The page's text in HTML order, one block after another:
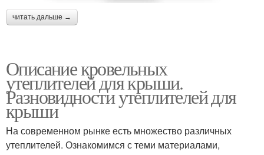
читать дальше →
Описание кровельных
утеплителей для крыши.
Разновидности утеплителей для
крыши
На современном рынке есть множество различных
утеплителей. Ознакомимся с теми материалами,